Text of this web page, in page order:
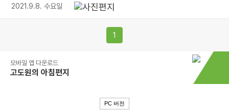
2021.9.8. 수요일
1
모바일 앱 다운로드
고도원의 아침편지
PC 버전